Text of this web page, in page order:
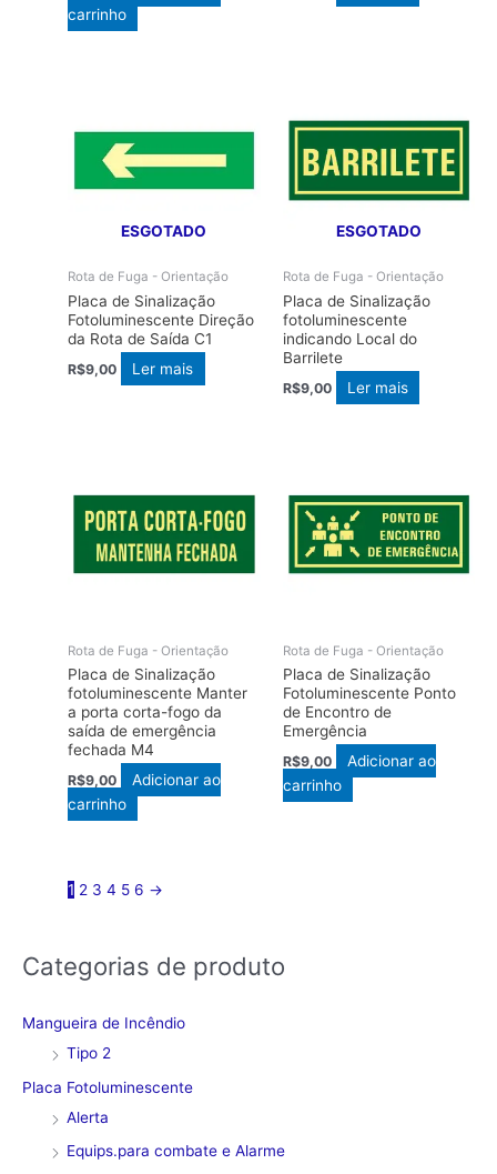
carrinho
ESGOTADO
Rota de Fuga - Orientação
Placa de Sinalização
Fotoluminescente Direção
da Rota de Saída C1
R$9,00 Ler mais
ESGOTADO
Rota de Fuga - Orientação
Placa de Sinalização
fotoluminescente
indicando Local do
Barrilete
R$9,00 Ler mais
Rota de Fuga - Orientação
Placa de Sinalização
fotoluminescente Manter
a porta corta-fogo da
saída de emergência
fechada M4
R$9,00
Adicionar ao
carrinho
Rota de Fuga - Orientação
Placa de Sinalização
Fotoluminescente Ponto
de Encontro de
Emergência
R$9,00
Adicionar ao
carrinho
1 2 3 4 5 6 →
Categorias de produto
Mangueira de Incêndio
Tipo 2
Placa Fotoluminescente
Alerta
Equips.para combate e Alarme